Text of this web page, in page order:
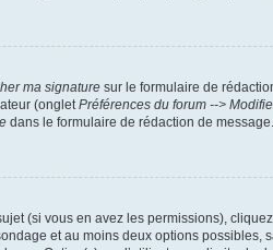
ma signature sur le formulaire de
(ongletPréférences du forum -->
dans le formulaire de rédaction de message.
(si vous en avez les permissions),
et au moins deux options possibles,